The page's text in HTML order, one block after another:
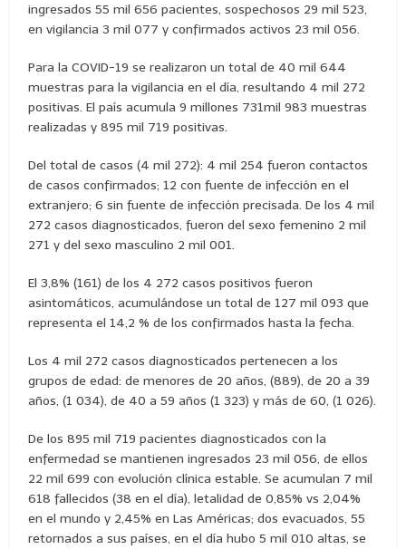
ingresados 55 mil 656 pacientes, sospechosos 29 mil 523,
en vigilancia 3 mil 077 y confirmados activos 23 mil 056.
Para la COVID-19 se realizaron un total de 40 mil 644
muestras para la vigilancia en el día, resultando 4 mil 272
positivas. El país acumula 9 millones 731mil 983 muestras
realizadas y 895 mil 719 positivas.
Del total de casos (4 mil 272): 4 mil 254 fueron contactos
de casos confirmados; 12 con fuente de infección en el
extranjero; 6 sin fuente de infección precisada. De los 4 mil
272 casos diagnosticados, fueron del sexo femenino 2 mil
271 y del sexo masculino 2 mil 001.
El 3,8% (161) de los 4 272 casos positivos fueron
asintomáticos, acumulándose un total de 127 mil 093 que
representa el 14,2 % de los confirmados hasta la fecha.
Los 4 mil 272 casos diagnosticados pertenecen a los
grupos de edad: de menores de 20 años, (889), de 20 a 39
años, (1 034), de 40 a 59 años (1 323) y más de 60, (1 026).
De los 895 mil 719 pacientes diagnosticados con la
enfermedad se mantienen ingresados 23 mil 056, de ellos
22 mil 699 con evolución clínica estable. Se acumulan 7 mil
618 fallecidos (38 en el día), letalidad de 0,85% vs 2,04%
en el mundo y 2,45% en Las Américas; dos evacuados, 55
retornados a sus países, en el día hubo 5 mil 010 altas, se